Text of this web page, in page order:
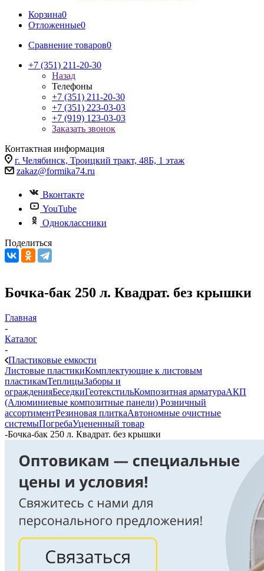
Корзина0
Отложенные0
Сравнение товаров0
+7 (351) 211-20-30
Назад
Телефоны
+7 (351) 211-20-30
+7 (351) 223-03-03
+7 (919) 123-03-03
Заказать звонок
Контактная информация
г. Челябинск, Троицкий тракт, 48Б, 1 этаж
zakaz@formika74.ru
Вконтакте
YouTube
Одноклассники
Поделиться
Бочка-бак 250 л. Квадрат. без крышки
Главная
-
Каталог
-
Пластиковые емкости
Листовые пластикиКомплектующие к листовым
пластикамТеплицыЗаборы и
огражденияБеседкиГеотекстильКомпозитная арматураАКП
(Алюминиевые композитные панели) Розничный
ассортиментРезиновая плиткаАвтономные очистные
системыПогребаУцененный товар
-Бочка-бак 250 л. Квадрат. без крышки